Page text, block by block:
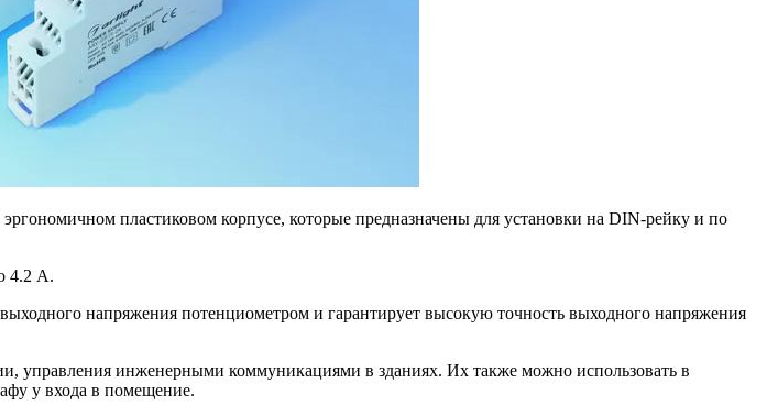
пластиковом корпусе, которые предназначены для установки на DIN-рейку и по
4.2 А.
напряжения потенциометром и гарантирует высокую точность выходного напряжения
управления инженерными коммуникациями в зданиях. Их также можно использовать в
у входа в помещение.